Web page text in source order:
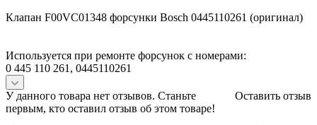
Клапан F00VC01348 форсунки Bosch 0445110261 (оригинал)
Используется при ремонте форсунок с номерами:
0 445 110 261, 0445110261
Оставить отзыв
У данного товара нет отзывов. Станьте
первым, кто оставил отзыв об этом товаре!